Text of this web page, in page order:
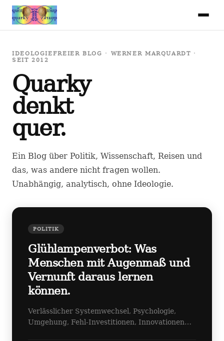
IDEOLOGIEFREIER BLOG · WERNER MARQUARDT ·
SEIT 2012
Quarky
denkt
quer.
Ein Blog über Politik, Wissenschaft, Reisen und
das, was andere nicht fragen wollen.
Unabhängig, analytisch, ohne Ideologie.
POLITIK
Glühlampenverbot: Was
Menschen mit Augenmaß und
Vernunft daraus lernen
können.
Verlässlicher Systemwechsel, Psychologie,
Umgehung, Fehl-Investitionen, Innovationen…